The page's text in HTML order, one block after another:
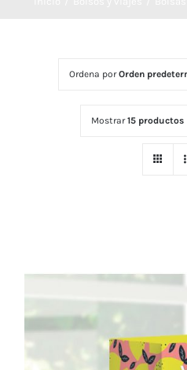
DEPORTES Y OCIO
HERRAMIENTAS
OFICINA
Ordena porOrden
Mostrar15 productos